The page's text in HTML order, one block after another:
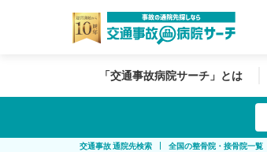
「交通事故病院サーチ」とは
交通事故 通院先検索 全国の整骨院・接骨院一覧